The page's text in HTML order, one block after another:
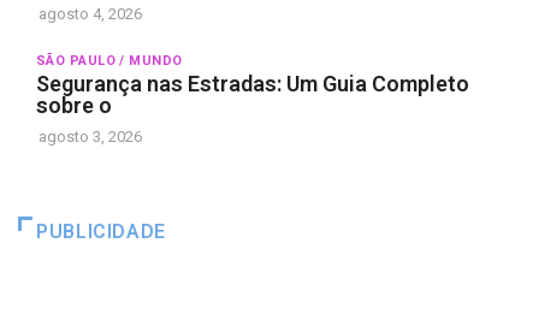
agosto 4, 2026
SÃO PAULO / MUNDO
Segurança nas Estradas: Um Guia Completo
sobre o
agosto 3, 2026
PUBLICIDADE